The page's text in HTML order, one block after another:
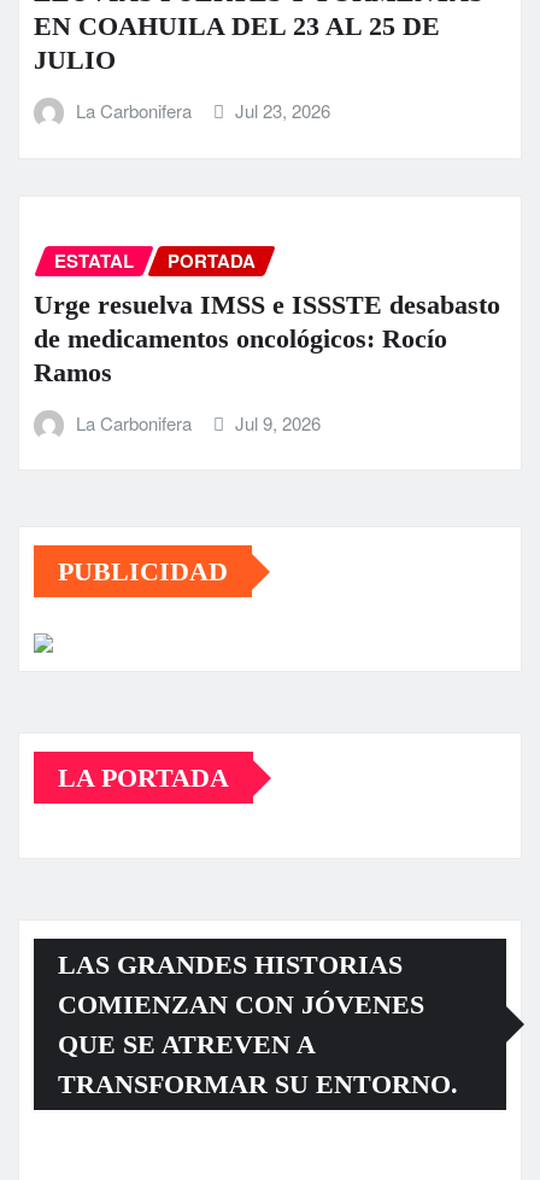
EN COAHUILA DEL 23 AL 25 DE
JULIO
La Carbonifera Jul 23, 2026
ESTATAL PORTADA
Urge resuelva IMSS e ISSSTE desabasto
de medicamentos oncológicos: Rocío
Ramos
La Carbonifera Jul 9, 2026
PUBLICIDAD
LA PORTADA
LAS GRANDES HISTORIAS
COMIENZAN CON JÓVENES
QUE SE ATREVEN A
TRANSFORMAR SU ENTORNO.